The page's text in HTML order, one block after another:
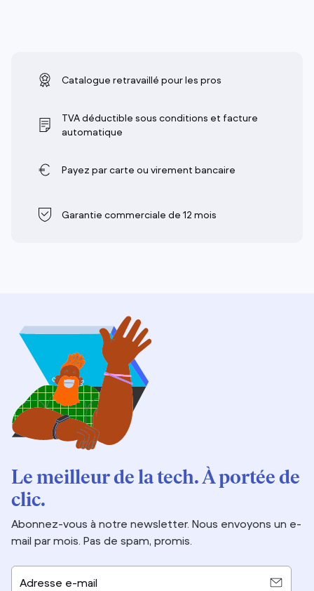
Catalogue retravaillé pour les pros
TVA déductible sous conditions et facture
automatique
Payez par carte ou virement bancaire
Garantie commerciale de 12 mois
Le meilleur de la tech. À portée de
clic.
Abonnez-vous à notre newsletter. Nous envoyons un e-
mail par mois. Pas de spam, promis.
Adresse e-mail